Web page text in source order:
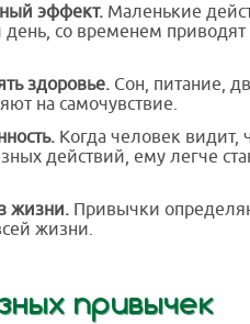
эффект. Маленькие
со временем
здоровье. Сон, питание,
на самочувствие.
Когда человек видит,
действий, ему легче
жизни. Привычки
жизни.
привычек